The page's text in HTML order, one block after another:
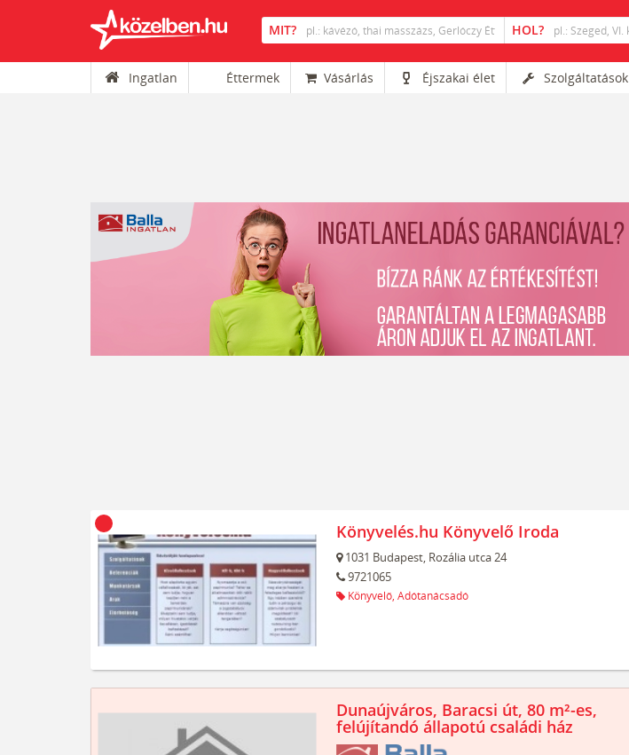
Ingatlan Éttermek Vásárlás Éjszakai élet Szolgáltatások
Könyvelés.hu Könyvelő Iroda
1031 Budapest, Rozália utca 24
9721065
Könyvelő, Adótanácsadó
Dunaújváros, Baracsi út, 80 m²-es,
felújítandó állapotú családi ház